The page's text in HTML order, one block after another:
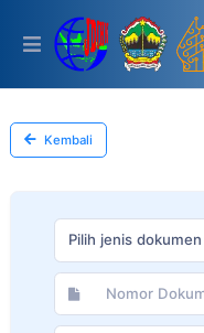
This
includes
accessibility
system.
Kembali
Pilih jenis dokumen